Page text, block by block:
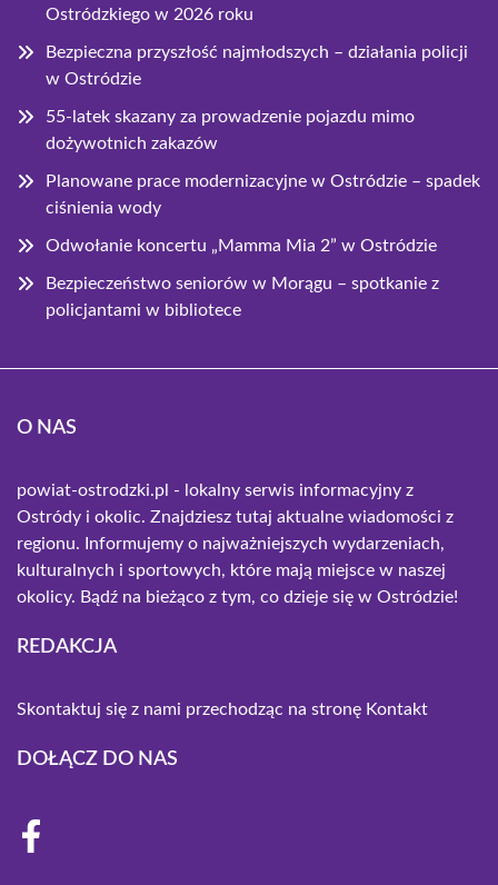
Ostródzkiego w 2026 roku
Bezpieczna przyszłość najmłodszych – działania policji
w Ostródzie
55-latek skazany za prowadzenie pojazdu mimo
dożywotnich zakazów
Planowane prace modernizacyjne w Ostródzie – spadek
ciśnienia wody
Odwołanie koncertu „Mamma Mia 2” w Ostródzie
Bezpieczeństwo seniorów w Morągu – spotkanie z
policjantami w bibliotece
O NAS
powiat-ostrodzki.pl - lokalny serwis informacyjny z
Ostródy i okolic. Znajdziesz tutaj aktualne wiadomości z
regionu. Informujemy o najważniejszych wydarzeniach,
kulturalnych i sportowych, które mają miejsce w naszej
okolicy. Bądź na bieżąco z tym, co dzieje się w Ostródzie!
REDAKCJA
Skontaktuj się z nami przechodząc na stronę Kontakt
DOŁĄCZ DO NAS